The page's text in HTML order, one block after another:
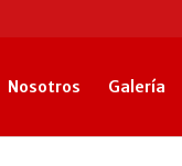
Nosotros Galería